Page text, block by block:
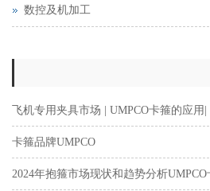
数控及机加工
飞机专用夹具市场 | UMPCO卡箍的应用
卡箍品牌UMPCO
2024年抱箍市场现状和趋势分析UMPCO